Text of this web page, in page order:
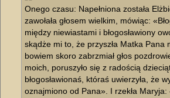
Onego czasu: Napełniona została
zawołała głosem wielkim, mówiąc:
między niewiastami i błogosławiony
skądże mi to, że przyszła Matka Pana
bowiem skoro zabrzmiał głos
moich, poruszyło się z radością
błogosławionaś, któraś uwierzyła, że
oznajmiono od Pana». I rzekła